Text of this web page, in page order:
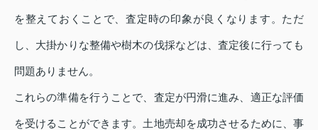
を整えておくことで、査定時の印象が良くなります。ただ
し、大掛かりな整備や樹木の伐採などは、査定後に行っても
問題ありません。
これらの準備を行うことで、査定が円滑に進み、適正な評価
を受けることができます。土地売却を成功させるために、事